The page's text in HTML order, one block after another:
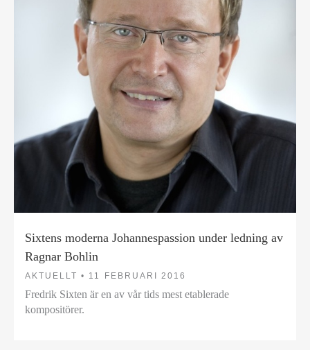
Sixtens moderna Johannespassion under ledning av
Ragnar Bohlin
AKTUELLT • 11 FEBRUARI 2016
Fredrik Sixten är en av vår tids mest etablerade
kompositörer.